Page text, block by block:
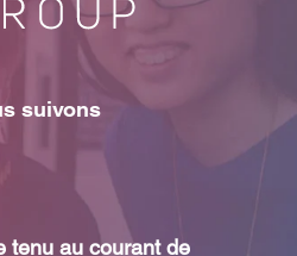
suivons
tenu au courant de